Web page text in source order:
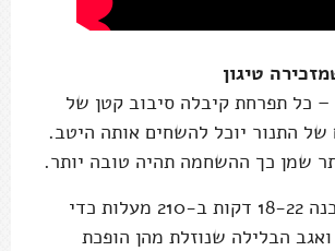
טיגון
– כל תפרחת קיבלה סיבוב קטן של
התנור יוכל להשחים אותה היטב.
שמן כך ההשחמה תהיה טובה יותר.
התפרחות תצטרכנה 18-22 דקות ב-210 מעלות כדי
הבלילה שנוזלת מהן הופכת